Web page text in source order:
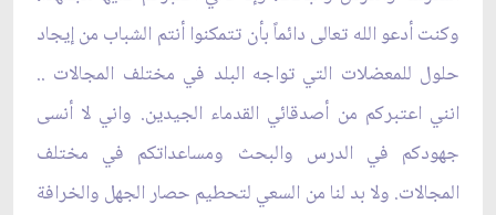
وكنت أدعو الله تعالى دائماً بأن تتمكنوا أنتم الشباب من إيجاد
حلول للمعضلات التي تواجه البلد في مختلف المجالات ..
انني اعتبركم من أصدقائي القدماء الجيدين. واني لا أنسى
جهودكم في الدرس والبحث ومساعداتكم في مختلف
المجالات. ولا بد لنا من السعي لتحطيم حصار الجهل والخرافة